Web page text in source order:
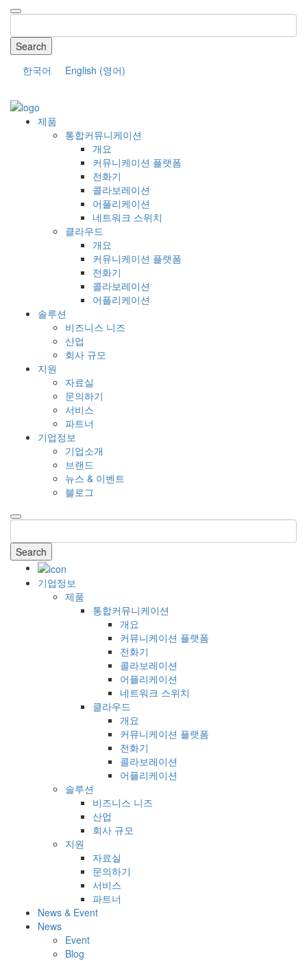
Search
한국어
English (영어)
제품
통합커뮤니케이션
개요
커뮤니케이션 플랫폼
전화기
콜라보레이션
어플리케이션
네트워크 스위치
클라우드
개요
커뮤니케이션 플랫폼
전화기
콜라보레이션
어플리케이션
솔루션
비즈니스 니즈
산업
회사 규모
지원
자료실
문의하기
서비스
파트너
기업정보
기업소개
브랜드
뉴스 & 이벤트
블로그
Search
기업정보
제품
통합커뮤니케이션
개요
커뮤니케이션 플랫폼
전화기
콜라보레이션
어플리케이션
네트워크 스위치
클라우드
개요
커뮤니케이션 플랫폼
전화기
콜라보레이션
어플리케이션
솔루션
비즈니스 니즈
산업
회사 규모
지원
자료실
문의하기
서비스
파트너
News & Event
News
Event
Blog